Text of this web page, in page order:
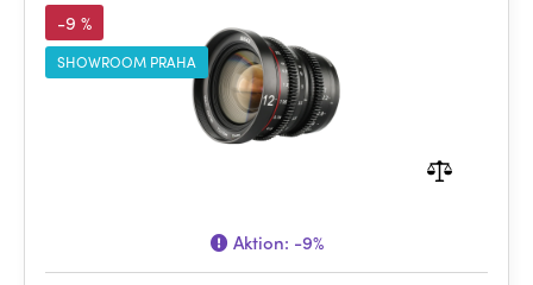
-9 %
SHOWROOM PRAHA
Aktion: -9%